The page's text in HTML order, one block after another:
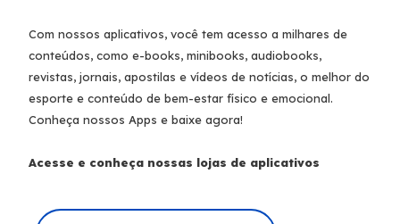
Com nossos aplicativos, você tem acesso a milhares de
conteúdos, como e-books, minibooks, audiobooks,
revistas, jornais, apostilas e vídeos de notícias, o melhor do
esporte e conteúdo de bem-estar físico e emocional.
Conheça nossos Apps e baixe agora!
Acesse e conheça nossas lojas de aplicativos